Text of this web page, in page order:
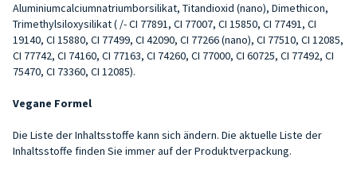
Aluminiumcalciumnatriumborsilikat, Titandioxid (nano), Dimethicon,
Trimethylsiloxysilikat ( /- CI 77891, CI 77007, CI 15850, CI 77491, CI
19140, CI 15880, CI 77499, CI 42090, CI 77266 (nano), CI 77510, CI 12085,
CI 77742, CI 74160, CI 77163, CI 74260, CI 77000, CI 60725, CI 77492, CI
75470, CI 73360, CI 12085).
Vegane Formel
Die Liste der Inhaltsstoffe kann sich ändern. Die aktuelle Liste der
Inhaltsstoffe finden Sie immer auf der Produktverpackung.